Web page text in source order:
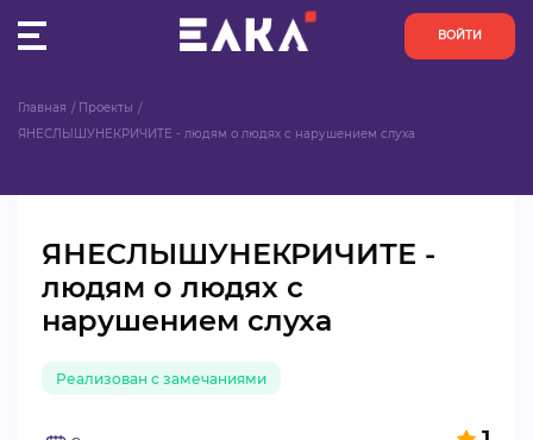
ВОЙТИ
ПУЛЬС
КОНКУРСЫ
ОРГАНИЗАЦИИ
АКТИВИСТЫ
ПРОЕКТЫ
Главная
Проекты
ЯНЕСЛЫШУНЕКРИЧИТЕ - людям о людях с нарушением слуха
ЯНЕСЛЫШУНЕКРИЧИТЕ -
людям о людях с
нарушением слуха
Реализован с замечаниями